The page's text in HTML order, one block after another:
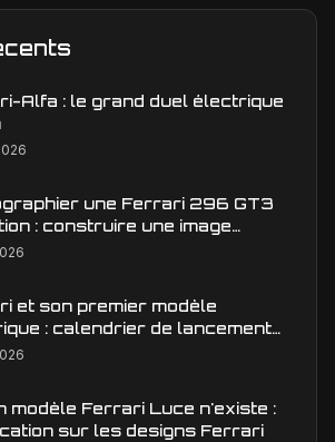
Alfa : le grand duel électrique
une Ferrari 296 GT3
: construire une image
qui raconte la course
et son premier modèle
: calendrier de lancement
modèle Ferrari Luce n'existe :
sur les designs Ferrari